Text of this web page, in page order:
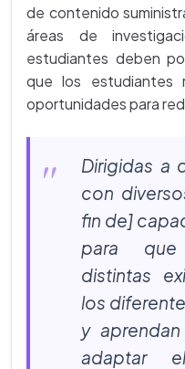
de contenido
áreas de
estudiantes deben
que los estudiantes
oportunidades para
Dirigidas a
con
fin de]
para que
distintas
los
y
adaptar